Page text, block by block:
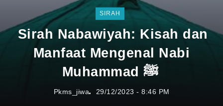
SIRAH
Sirah Nabawiyah: Kisah dan
Manfaat Mengenal Nabi
Muhammad ﷺ
Pkms_jiwa 29/12/2023 - 8:46 PM